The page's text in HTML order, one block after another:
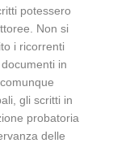
potessero
Non si
i ricorrenti
in
gli scritti in
probatoria
delle